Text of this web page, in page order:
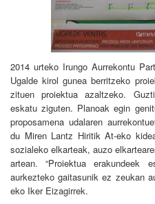
2014 urteko Irungo Aurrekontu
Ugalde kirol gunea berritzeko
zituen proiektua azaltzeko.
eskatu ziguten. Planoak egin
proposamena udalaren
du Miren Lantz Hiritik At-eko
sozialeko elkarteak, auzo
artean. “Proiektua erakundeek
aurkezteko gaitasunik ez zeukan
eko Iker Eizagirrek.